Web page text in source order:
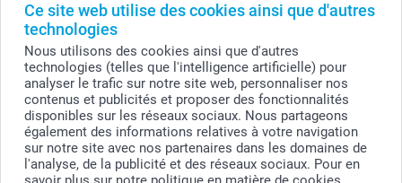
Ce site web utilise des cookies ainsi que d'autres
technologies
Nous utilisons des cookies ainsi que d'autres
technologies (telles que l'intelligence artificielle) pour
analyser le trafic sur notre site web, personnaliser nos
contenus et publicités et proposer des fonctionnalités
disponibles sur les réseaux sociaux. Nous partageons
également des informations relatives à votre navigation
sur notre site avec nos partenaires dans les domaines de
l'analyse, de la publicité et des réseaux sociaux. Pour en
België - Belgique - Danmark - Deutschland - France - Ireland
- Nederland - Norge
Switzerland - Suomi - Sverige - United Kingdom
Other Countries
Tous les prix sont en francs suisses (CHF), TVA incluse et hors frais de port.